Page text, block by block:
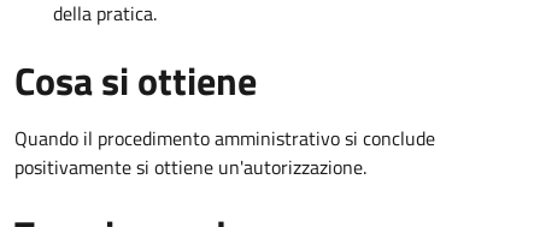
della pratica.
Cosa si ottiene
Quando il procedimento amministrativo si conclude
positivamente si ottiene un'autorizzazione.